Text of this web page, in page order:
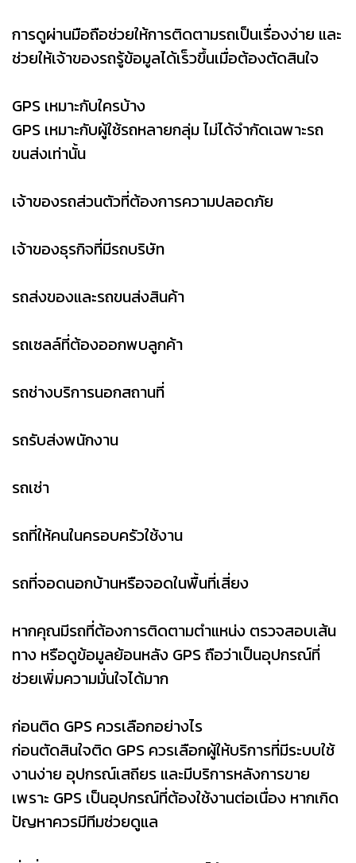
การดูผ่านมือถือช่วยให้การติดตามรถเป็นเรื่องง่าย และ
ช่วยให้เจ้าของรถรู้ข้อมูลได้เร็วขึ้นเมื่อต้องตัดสินใจ
GPS เหมาะกับใครบ้าง
GPS เหมาะกับผู้ใช้รถหลายกลุ่ม ไม่ได้จำกัดเฉพาะรถ
ขนส่งเท่านั้น
เจ้าของรถส่วนตัวที่ต้องการความปลอดภัย
เจ้าของธุรกิจที่มีรถบริษัท
รถส่งของและรถขนส่งสินค้า
รถเซลล์ที่ต้องออกพบลูกค้า
รถช่างบริการนอกสถานที่
รถรับส่งพนักงาน
รถเช่า
รถที่ให้คนในครอบครัวใช้งาน
รถที่จอดนอกบ้านหรือจอดในพื้นที่เสี่ยง
หากคุณมีรถที่ต้องการติดตามตำแหน่ง ตรวจสอบเส้น
ทาง หรือดูข้อมูลย้อนหลัง GPS ถือว่าเป็นอุปกรณ์ที่
ช่วยเพิ่มความมั่นใจได้มาก
ก่อนติด GPS ควรเลือกอย่างไร
ก่อนตัดสินใจติด GPS ควรเลือกผู้ให้บริการที่มีระบบใช้
งานง่าย อุปกรณ์เสถียร และมีบริการหลังการขาย
เพราะ GPS เป็นอุปกรณ์ที่ต้องใช้งานต่อเนื่อง หากเกิด
ปัญหาควรมีทีมช่วยดูแล